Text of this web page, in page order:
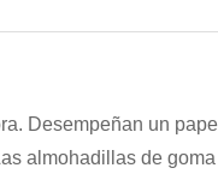
Desempeñan un
almohadillas de